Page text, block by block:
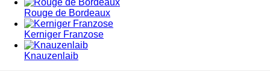
Rouge de Bordeaux
Kerniger Franzose
Knauzenlaib